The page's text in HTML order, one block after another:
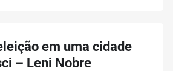
em uma cidade
– Leni Nobre